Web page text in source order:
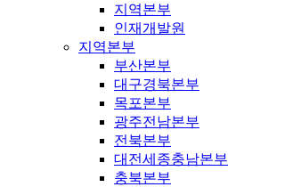
지역본부
인재개발원
지역본부
부산본부
대구경북본부
목포본부
광주전남본부
전북본부
대전세종충남본부
충북본부